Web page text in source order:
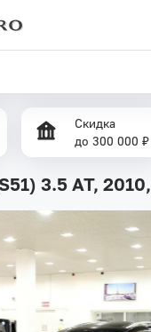
Скидка
до 300 000 ₽
3.5 AT, 2010,